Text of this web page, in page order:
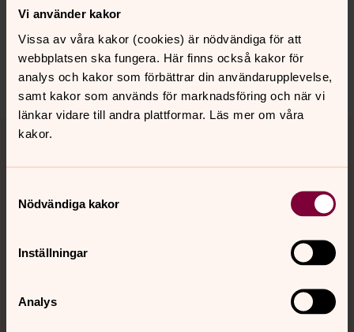
Vi använder kakor
Vissa av våra kakor (cookies) är nödvändiga för att
webbplatsen ska fungera. Här finns också kakor för
analys och kakor som förbättrar din användarupplevelse,
samt kakor som används för marknadsföring och när vi
länkar vidare till andra plattformar. Läs mer om våra
kakor.
Nödvändiga kakor
Inställningar
Analys
Dela
Kontakt
Kalender